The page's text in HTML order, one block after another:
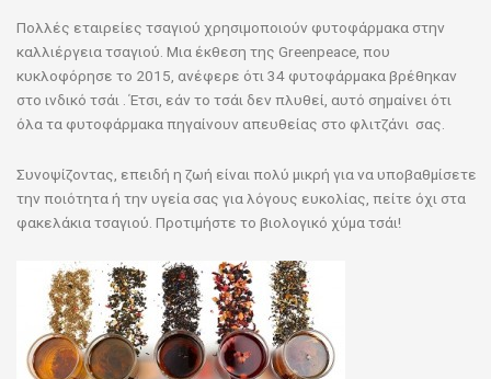
Πολλές εταιρείες τσαγιού χρησιμοποιούν φυτοφάρμακα στην
καλλιέργεια τσαγιού. Μια έκθεση της Greenpeace, που
κυκλοφόρησε το 2015, ανέφερε ότι 34 φυτοφάρμακα βρέθηκαν
στο ινδικό τσάι . Έτσι, εάν το τσάι δεν πλυθεί, αυτό σημαίνει ότι
όλα τα φυτοφάρμακα πηγαίνουν απευθείας στο φλιτζάνι σας.
Συνοψίζοντας, επειδή η ζωή είναι πολύ μικρή για να υποβαθμίσετε
την ποιότητα ή την υγεία σας για λόγους ευκολίας, πείτε όχι στα
φακελάκια τσαγιού. Προτιμήστε το βιολογικό χύμα τσάι!